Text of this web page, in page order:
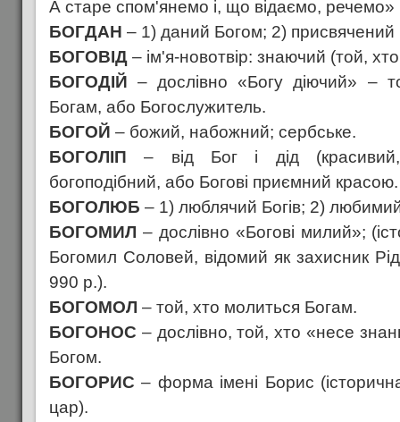
А старе спом'янемо і, що відаємо,
БОГДАН – 1) даний Богом; 2) присвячений
БОГОВІД – ім'я-новотвір: знаючий (той, хто
БОГОДІЙ – дослівно «Богу діючий» –
Богам, або Богослужитель.
БОГОЙ – божий, набожний; сербське.
БОГОЛІП – від Бог і дід
богоподібний, або Богові приємний красою.
БОГОЛЮБ – 1) люблячий Богів; 2)
БОГОМИЛ – дослівно «Богові милий»;
Богомил Соловей, відомий як захисник
990 p.).
БОГОМОЛ – той, хто молиться Богам.
БОГОНОС – дослівно, той, хто «несе
Богом.
БОГОРИС – форма імені Борис
цар).